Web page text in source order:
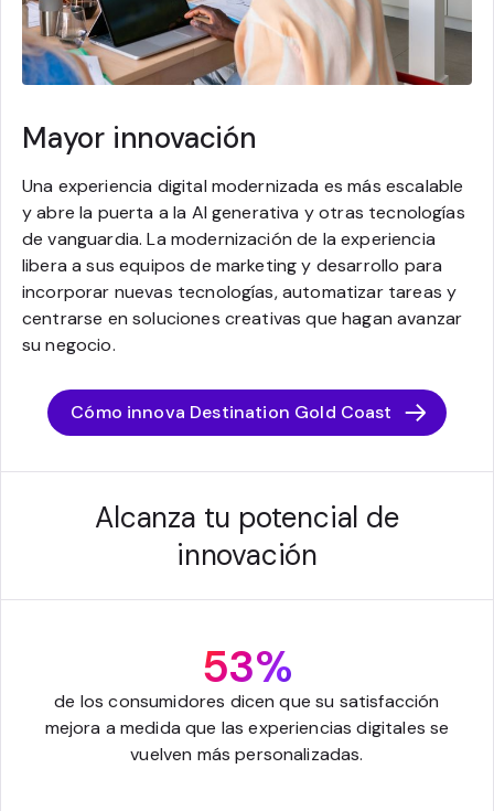
Mayor innovación
Una experiencia digital modernizada es más escalable
y abre la puerta a la AI generativa y otras tecnologías
de vanguardia. La modernización de la experiencia
libera a sus equipos de marketing y desarrollo para
incorporar nuevas tecnologías, automatizar tareas y
centrarse en soluciones creativas que hagan avanzar
su negocio.
Cómo innova Destination Gold Coast
Alcanza tu potencial de
innovación
53%
de los consumidores dicen que su satisfacción
mejora a medida que las experiencias digitales se
vuelven más personalizadas.